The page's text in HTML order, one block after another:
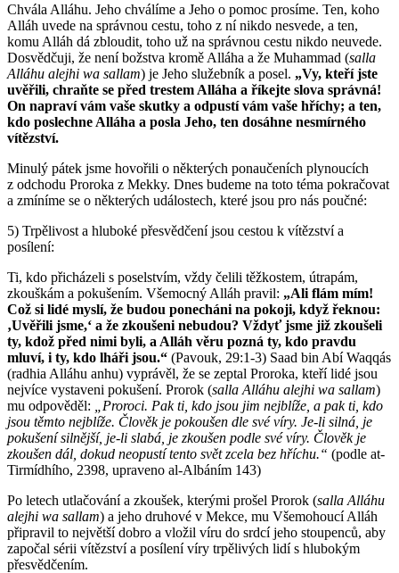
Chvála Alláhu. Jeho chválíme a Jeho o pomoc prosíme. Ten, koho
Alláh uvede na správnou cestu, toho z ní nikdo nesvede, a ten,
komu Alláh dá zbloudit, toho už na správnou cestu nikdo neuvede.
Dosvědčuji, že není božstva kromě Alláha a že Muhammad (salla
Alláhu alejhi wa sallam) je Jeho služebník a posel. „Vy, kteří jste
uvěřili, chraňte se před trestem Alláha a říkejte slova správná!
On napraví vám vaše skutky a odpustí vám vaše hříchy; a ten,
kdo poslechne Alláha a posla Jeho, ten dosáhne nesmírného
vítězství.
Minulý pátek jsme hovořili o některých ponaučeních plynoucích
z odchodu Proroka z Mekky. Dnes budeme na toto téma pokračovat
a zmíníme se o některých událostech, které jsou pro nás poučné:
5) Trpělivost a hluboké přesvědčení jsou cestou k vítězství a
posílení:
Ti, kdo přicházeli s poselstvím, vždy čelili těžkostem, útrapám,
zkouškám a pokušením. Všemocný Alláh pravil: „Ali flám mím!
Což si lidé myslí, že budou ponecháni na pokoji, když řeknou:
‚Uvěřili jsme,‘ a že zkoušeni nebudou? Vždyť jsme již zkoušeli
ty, kdož před nimi byli, a Alláh věru pozná ty, kdo pravdu
mluví, i ty, kdo lháři jsou.“ (Pavouk, 29:1-3) Saad bin Abí Waqqás
(radhia Alláhu anhu) vyprávěl, že se zeptal Proroka, kteří lidé jsou
nejvíce vystaveni pokušení. Prorok (salla Alláhu alejhi wa sallam)
mu odpověděl:
„Proroci. Pak ti, kdo jsou jim nejblíže, a pak ti, kdo
jsou těmto nejblíže. Člověk je pokoušen dle své víry. Je-li silná, je
pokušení silnější, je-li slabá, je zkoušen podle své víry. Člověk je
zkoušen dál, dokud neopustí tento svět zcela bez hříchu.“ (podle at-
Tirmídhího, 2398, upraveno al-Albáním 143)
Po letech utlačování a zkoušek, kterými prošel Prorok (salla Alláhu
alejhi wa sallam) a jeho druhové v Mekce, mu Všemohoucí Alláh
připravil to největší dobro a vložil víru do srdcí jeho stoupenců, aby
započal sérii vítězství a posílení víry trpělivých lidí s hlubokým
přesvědčením.